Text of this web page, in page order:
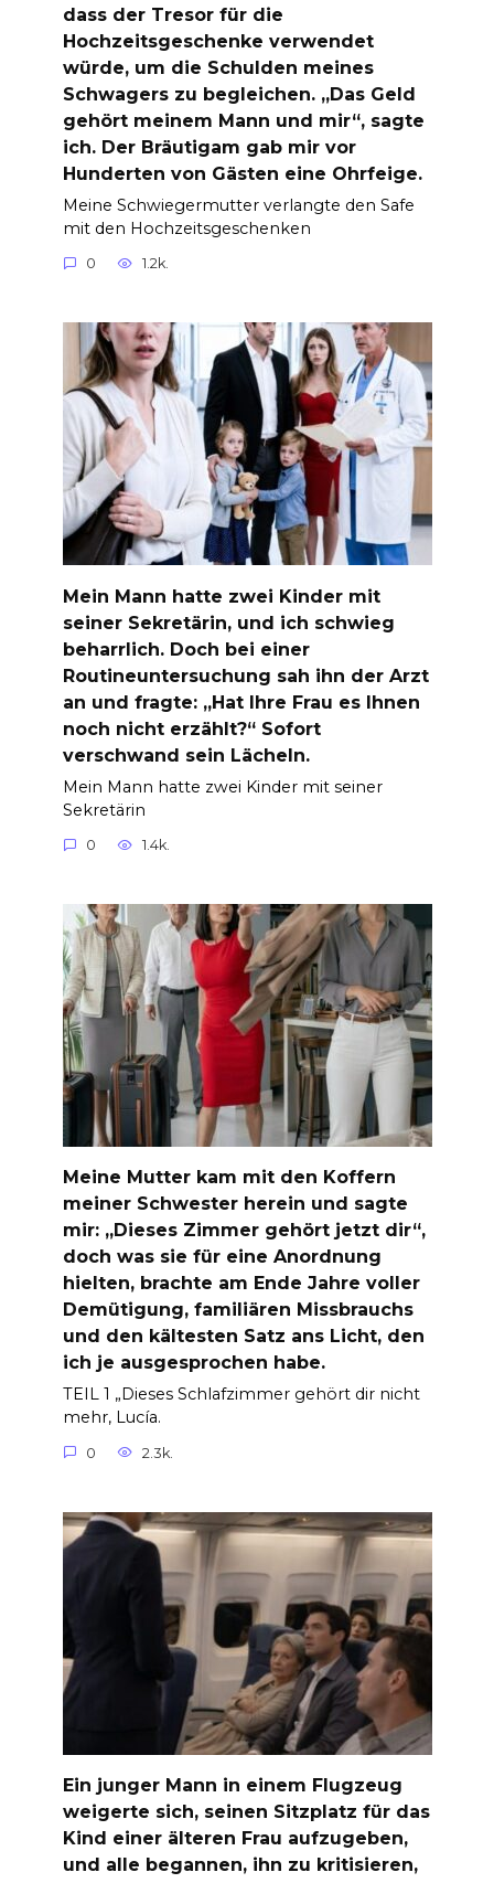
dass der Tresor für die
Hochzeitsgeschenke verwendet
würde, um die Schulden meines
Schwagers zu begleichen. „Das Geld
gehört meinem Mann und mir“, sagte
ich. Der Bräutigam gab mir vor
Hunderten von Gästen eine Ohrfeige.
Meine Schwiegermutter verlangte den Safe
mit den Hochzeitsgeschenken
0 1.2k.
Mein Mann hatte zwei Kinder mit
seiner Sekretärin, und ich schwieg
beharrlich. Doch bei einer
Routineuntersuchung sah ihn der Arzt
an und fragte: „Hat Ihre Frau es Ihnen
noch nicht erzählt?“ Sofort
verschwand sein Lächeln.
Mein Mann hatte zwei Kinder mit seiner
Sekretärin
0 1.4k.
Meine Mutter kam mit den Koffern
meiner Schwester herein und sagte
mir: „Dieses Zimmer gehört jetzt dir“,
doch was sie für eine Anordnung
hielten, brachte am Ende Jahre voller
Demütigung, familiären Missbrauchs
und den kältesten Satz ans Licht, den
ich je ausgesprochen habe.
TEIL 1 „Dieses Schlafzimmer gehört dir nicht
mehr, Lucía.
0 2.3k.
Ein junger Mann in einem Flugzeug
weigerte sich, seinen Sitzplatz für das
Kind einer älteren Frau aufzugeben,
und alle begannen, ihn zu kritisieren,